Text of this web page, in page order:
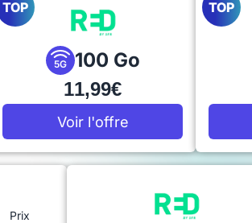
TOP
5G 100 Go
11,99€
Voir l'offre
TOP
Prix